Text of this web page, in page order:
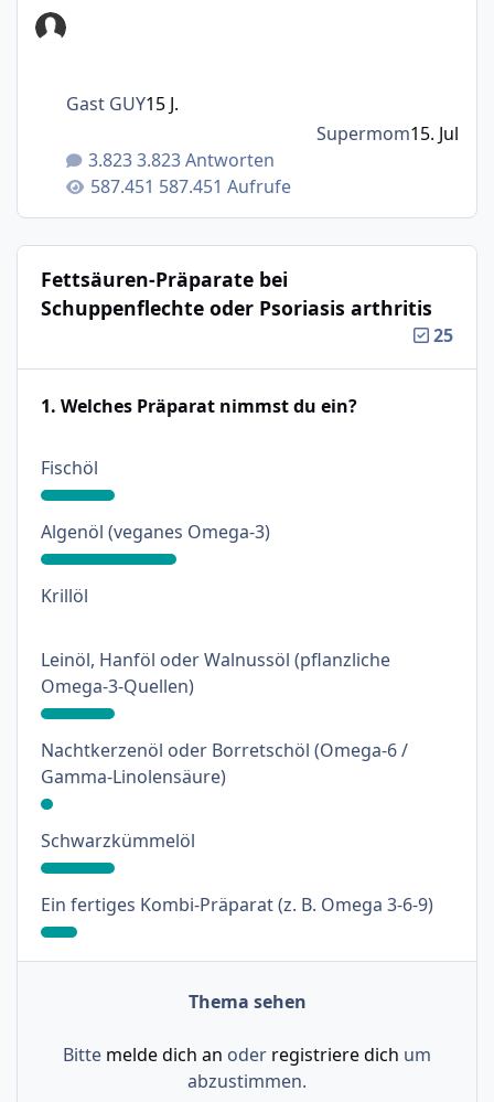
3.823 Antworten
587.451 Aufrufe
Gast GUY15 J.
Supermom15. Jul
Fettsäuren-Präparate bei
Schuppenflechte oder Psoriasis arthritis
25
1. Welches Präparat nimmst du ein?
Fischöl: 18%
Algenöl (veganes Omega-3): 33%
Krillöl: 0%
Leinöl, Hanföl oder Walnussöl (pflanzliche
Omega-3-Quellen): 18%
Nachtkerzenöl oder Borretschöl (Omega-6 /
Gamma-Linolensäure): 3%
Schwarzkümmelöl: 18%
Ein fertiges Kombi-Präparat (z. B. Omega 3-6-9): 9%
Thema sehen
Bitte melde dich an oder registriere dich um
abzustimmen.